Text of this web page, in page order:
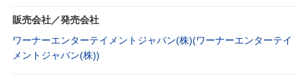
販売会社／発売会社
ワーナーエンターテイメントジャパン(株)(ワーナーエンターテイ
メントジャパン(株))